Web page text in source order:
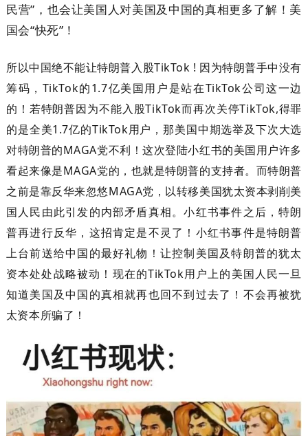
民营”，也会让美国人对美国及中国的真相更多了解！美
国会“快死”！
所以中国绝不能让特朗普入股TikTok ! 因为特朗普手中没有
筹码，TikTok的1.7亿美国用户是站在TikTok公司这一边
的！若特朗普因为不能入股TikTok而再次关停TikTok,得罪
的是全美1.7亿的TikTok用户，那美国中期选举及下次大选
对特朗普的MAGA党不利！这次登陆小红书的美国用户许多
看起来像是MAGA党的，也就是特朗普的支持者。而特朗普
之前是靠反华来忽悠MAGA党，以转移美国犹太资本剥削美
国人民由此引发的内部矛盾真相。小红书事件之后，特朗
普再进行反华，这招肯定是不灵了！小红书事件是特朗普
上台前送给中国的最好礼物！让控制美国及特朗普的犹太
资本处处战略被动！现在的TikTok用户上的美国人民一旦
知道美国及中国的真相就再也回不到过去了！不会再被犹
太资本所骗了！